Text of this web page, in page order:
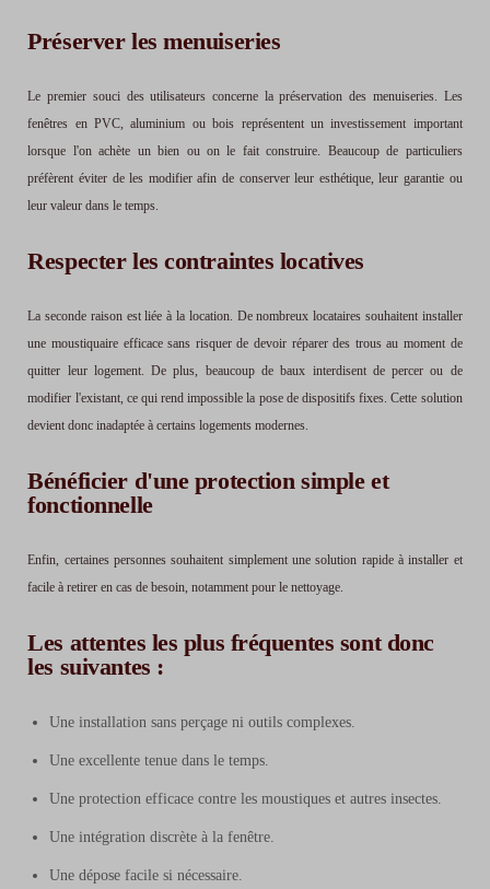
Préserver les menuiseries
Le premier souci des utilisateurs concerne la préservation des menuiseries. Les
fenêtres en PVC, aluminium ou bois représentent un investissement important
lorsque l'on achète un bien ou on le fait construire. Beaucoup de particuliers
préfèrent éviter de les modifier afin de conserver leur esthétique, leur garantie ou
leur valeur dans le temps.
Respecter les contraintes locatives
La seconde raison est liée à la location. De nombreux locataires souhaitent installer
une moustiquaire efficace sans risquer de devoir réparer des trous au moment de
quitter leur logement. De plus, beaucoup de baux interdisent de percer ou de
modifier l'existant, ce qui rend impossible la pose de dispositifs fixes. Cette solution
devient donc inadaptée à certains logements modernes.
Bénéficier d'une protection simple et
fonctionnelle
Enfin, certaines personnes souhaitent simplement une solution rapide à installer et
facile à retirer en cas de besoin, notamment pour le nettoyage.
Les attentes les plus fréquentes sont donc
les suivantes :
Une installation sans perçage ni outils complexes.
Une excellente tenue dans le temps.
Une protection efficace contre les moustiques et autres insectes.
Une intégration discrète à la fenêtre.
Une dépose facile si nécessaire.